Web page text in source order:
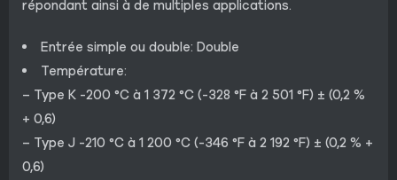
répondant ainsi à de multiples applications.
Entrée simple ou double: Double
Température:
– Type K -200 °C à 1 372 °C (-328 °F à 2 501 °F) ± (0,2 %
+ 0,6)
– Type J -210 °C à 1 200 °C (-346 °F à 2 192 °F) ± (0,2 % +
0,6)